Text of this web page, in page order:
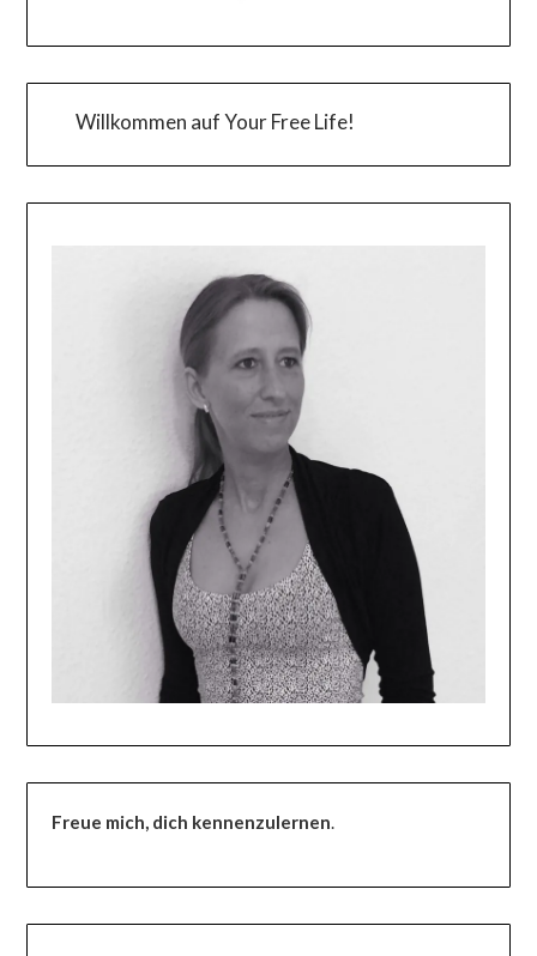
Willkommen auf Your Free Life!
Freue mich, dich kennenzulernen